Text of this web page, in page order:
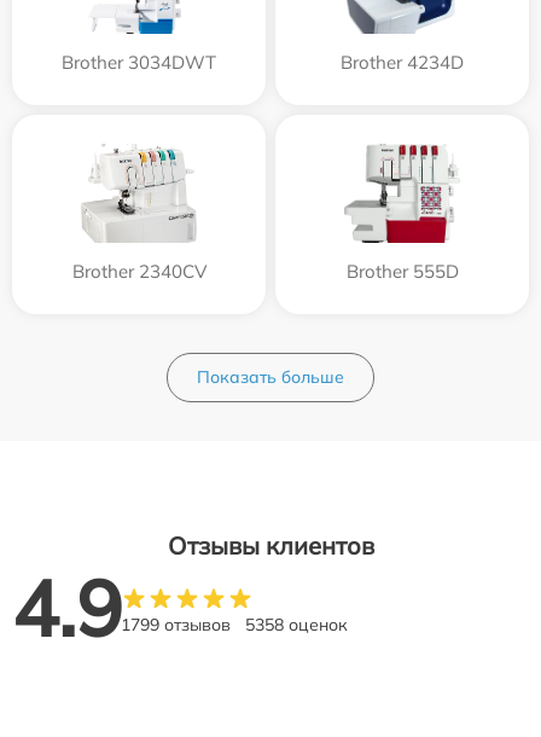
Brother 3034DWT Brother 4234D
Brother 2340CV Brother 555D
Показать больше
Отзывы клиентов
4.91799 отзывов 5358 оценок